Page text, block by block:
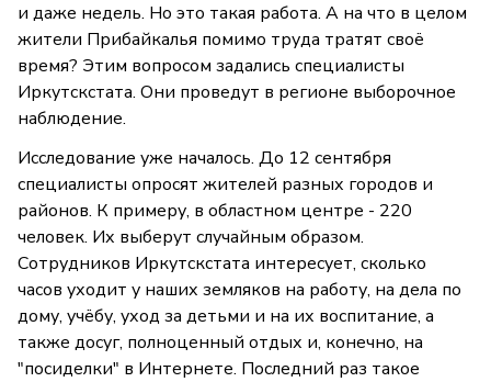
и даже недель. Но это такая работа. А на что в целом
жители Прибайкалья помимо труда тратят своё
время? Этим вопросом задались специалисты
Иркутскстата. Они проведут в регионе выборочное
наблюдение.
Исследование уже началось. До 12 сентября
специалисты опросят жителей разных городов и
районов. К примеру, в областном центре - 220
человек. Их выберут случайным образом.
Сотрудников Иркутскстата интересует, сколько
часов уходит у наших земляков на работу, на дела по
дому, учёбу, уход за детьми и на их воспитание, а
также досуг, полноценный отдых и, конечно, на
"посиделки" в Интернете. Последний раз такое